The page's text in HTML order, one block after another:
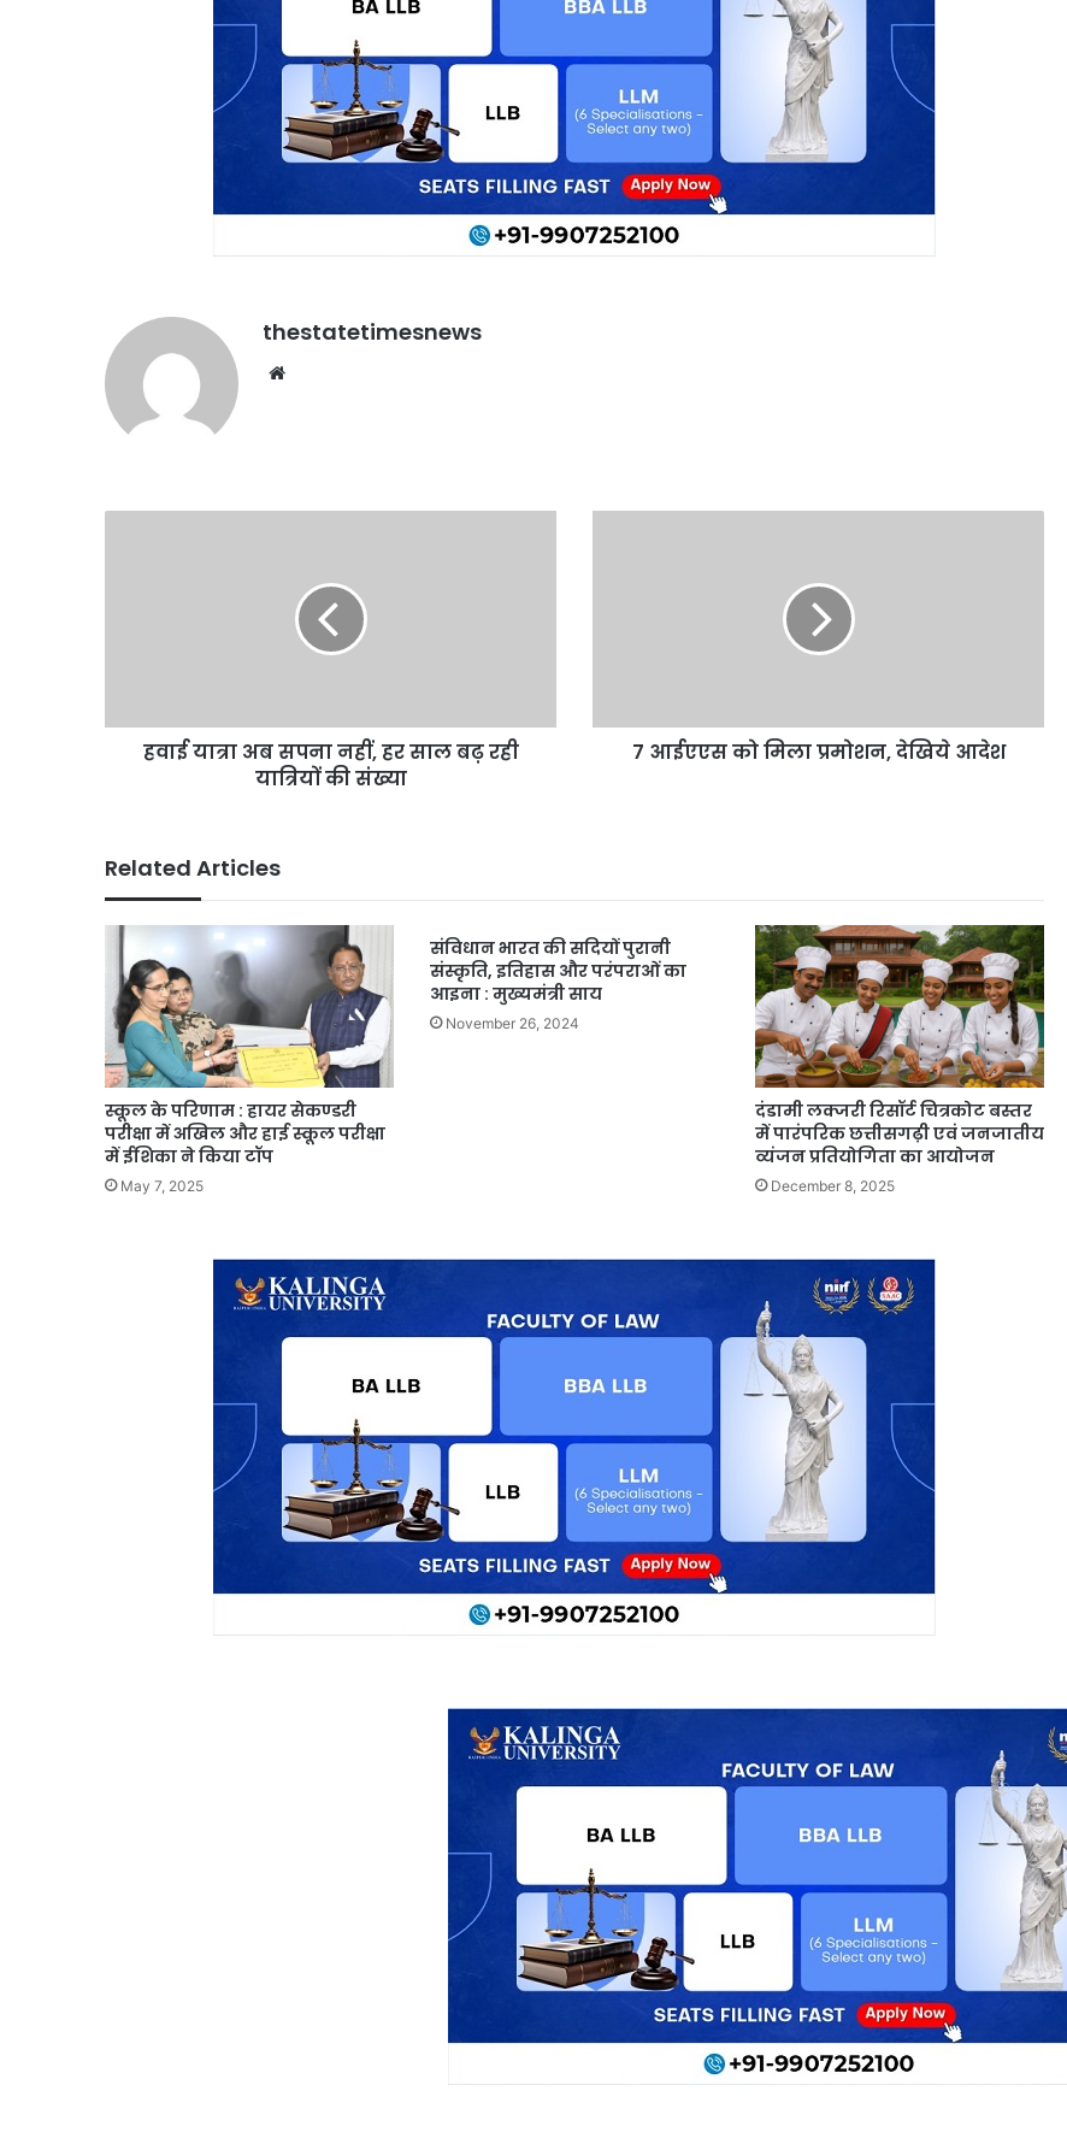
thestatetimesnews
रही
यात्रियोंहवाई यात्रा अब सपना नहीं, हर साल बढ़ रही
यात्रियों की संख्या
7 आईएएस को मिला प्रमोशन, देखिये आदेश
Related Articles
स्कूल के परिणाम : हायर सेकण्डरी
परीक्षा में अखिल और हाई स्कूल परीक्षा
में ईशिका ने किया टॉप
May 7, 2025
संविधान भारत की सदियों पुरानी
संस्कृति, इतिहास और परंपराओं का
आइना : मुख्यमंत्री साय
November 26, 2024
दंडामी लक्जरी रिसॉर्ट चित्रकोट बस्तर
में पारंपरिक छत्तीसगढ़ी एवं जनजातीय
व्यंजन प्रतियोगिता का आयोजन
December 8, 2025